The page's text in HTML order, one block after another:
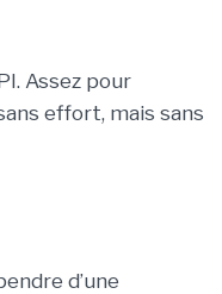
Assez pour
effort, mais sans
d’une